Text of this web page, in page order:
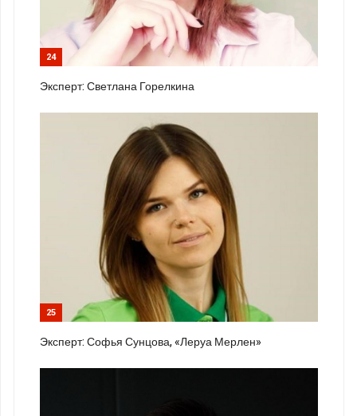
24
Эксперт: Светлана Горелкина
25
Эксперт: Софья Сунцова, «Леруа Мерлен»